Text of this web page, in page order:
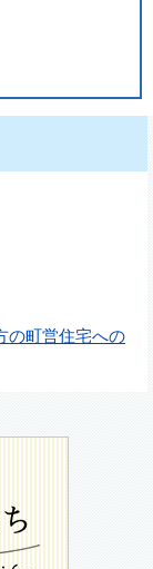
の町営住宅への